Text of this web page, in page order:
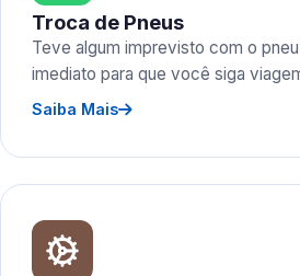
Troca de Pneus
Teve algum imprevisto com o
imediato para que você siga
Saiba Mais